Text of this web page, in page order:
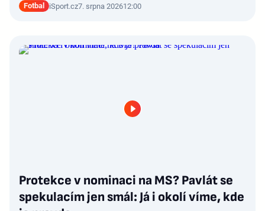
Fotbal iSport.cz7. srpna 202612:00
Protekce v nominaci na MS? Pavlát se
spekulacím jen smál: Já i okolí víme, kde